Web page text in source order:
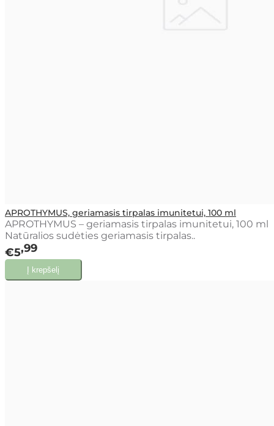
APROTHYMUS, geriamasis tirpalas imunitetui, 100 ml
APROTHYMUS – geriamasis tirpalas imunitetui, 100 ml
Natūralios sudėties geriamasis tirpalas..
€5 99